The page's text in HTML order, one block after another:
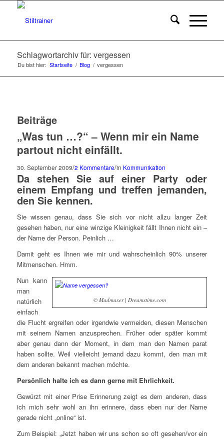
Schlagwortarchiv für: vergessen
Du bist hier: Startseite / Blog / vergessen
Beiträge
„Was tun …?“ – Wenn mir ein Name
partout nicht einfällt.
30. September 2009/2 Kommentare/in Kommunikation
Da stehen Sie auf einer Party oder
einem Empfang und treffen jemanden,
den Sie kennen.
Sie wissen genau, dass Sie sich vor nicht allzu langer Zeit
gesehen haben, nur eine winzige Kleinigkeit fällt Ihnen nicht ein –
der Name der Person. Peinlich …
Damit geht es Ihnen wie mir und wahrscheinlich 90% unserer
Mitmenschen. Hmm.
© Madmaxer | Dreamstime.com
Nun kann
man
natürlich
einfach
die Flucht ergreifen oder irgendwie vermeiden, diesen Menschen
mit seinem Namen anzusprechen. Früher oder später kommt
aber genau dann der Moment, in dem man den Namen parat
haben sollte. Weil vielleicht jemand dazu kommt, den man mit
dem anderen bekannt machen möchte.
Persönlich halte ich es dann gerne mit Ehrlichkeit.
Gewürzt mit einer Prise Erinnerung zeigt es dem anderen, dass
ich mich sehr wohl an ihn erinnere, dass eben nur der Name
gerade nicht „online“ ist.
Zum Beispiel: „Jetzt haben wir uns schon so oft gesehen/vor ein